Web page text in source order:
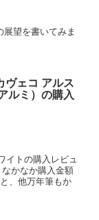
望を書いてみま
ヴェコ アルス
ルミ）の購入
イトの購入レビュ
かなか購入金額
、他万年筆もか